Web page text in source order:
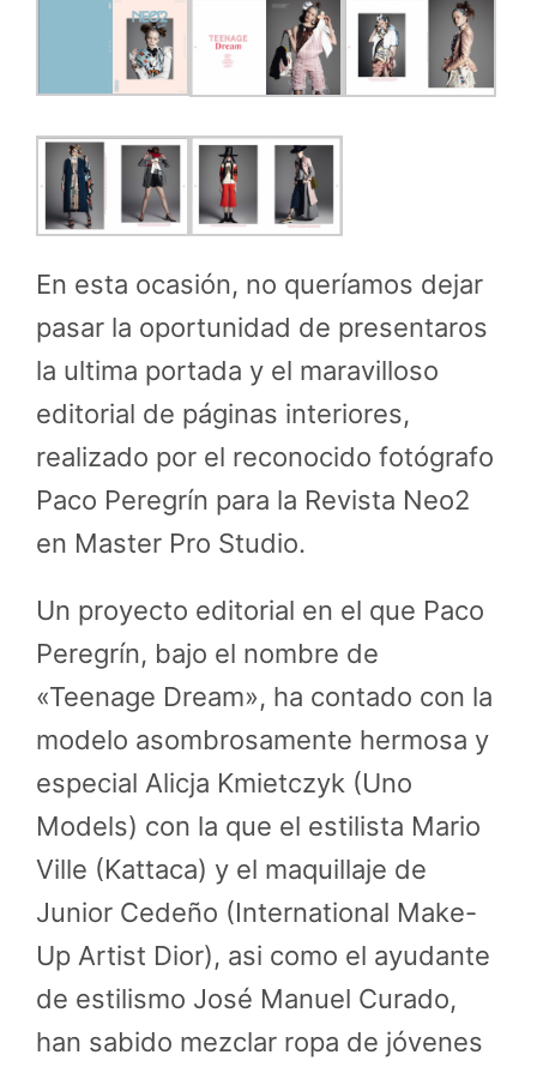
En esta ocasión, no queríamos dejar
pasar la oportunidad de presentaros
la ultima portada y el maravilloso
editorial de páginas interiores,
realizado por el reconocido fotógrafo
Paco Peregrín para la Revista Neo2
en Master Pro Studio.
Un proyecto editorial en el que Paco
Peregrín, bajo el nombre de
«Teenage Dream», ha contado con la
modelo asombrosamente hermosa y
especial Alicja Kmietczyk (Uno
Models) con la que el estilista Mario
Ville (Kattaca) y el maquillaje de
Junior Cedeño (International Make-
Up Artist Dior), asi como el ayudante
de estilismo José Manuel Curado,
han sabido mezclar ropa de jóvenes